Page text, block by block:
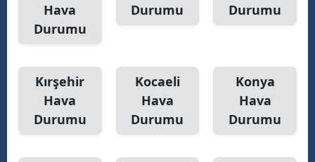
Hava
Durumu
Durumu
Durumu
Kırşehir
Hava
Durumu
Kocaeli
Hava
Durumu
Konya
Hava
Durumu